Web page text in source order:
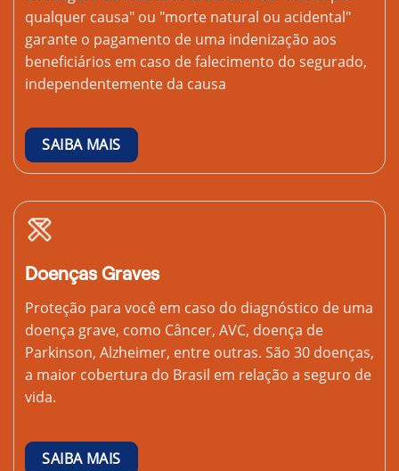
qualquer causa" ou "morte natural ou acidental"
garante o pagamento de uma indenização aos
beneficiários em caso de falecimento do segurado,
independentemente da causa
SAIBA MAIS
Doenças Graves
Proteção para você em caso do diagnóstico de uma
doença grave, como Câncer, AVC, doença de
Parkinson, Alzheimer, entre outras. São 30 doenças,
a maior cobertura do Brasil em relação a seguro de
vida.
SAIBA MAIS